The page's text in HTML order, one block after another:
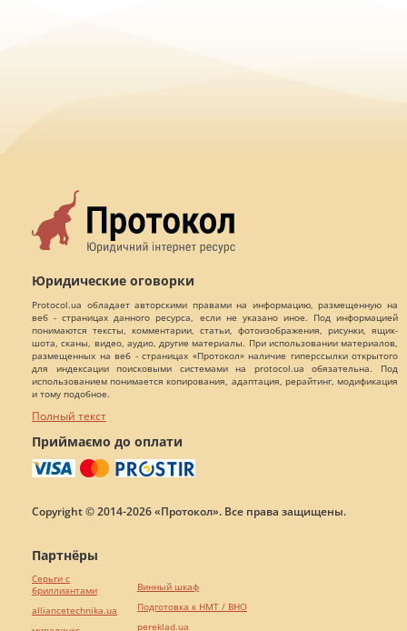
Юридические оговорки
Protocol.ua обладает авторскими правами на информацию, размещенную на
веб - страницах данного ресурса, если не указано иное. Под информацией
понимаются тексты, комментарии, статьи, фотоизображения, рисунки, ящик-
шота, сканы, видео, аудио, другие материалы. При использовании материалов,
размещенных на веб - страницах «Протокол» наличие гиперссылки открытого
для индексации поисковыми системами на protocol.ua обязательна. Под
использованием понимается копирования, адаптация, рерайтинг, модификация
и тому подобное.
Полный текст
Приймаємо до оплати
Copyright © 2014-2026 «Протокол». Все права защищены.
Партнёры
Серьги с
бриллиантами
alliancetechnika.ua
Винный шкаф
Подготовка к НМТ / ВНО
pereklad.ua